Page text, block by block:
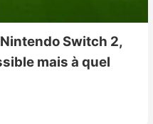
Switch 2,
mais à quel